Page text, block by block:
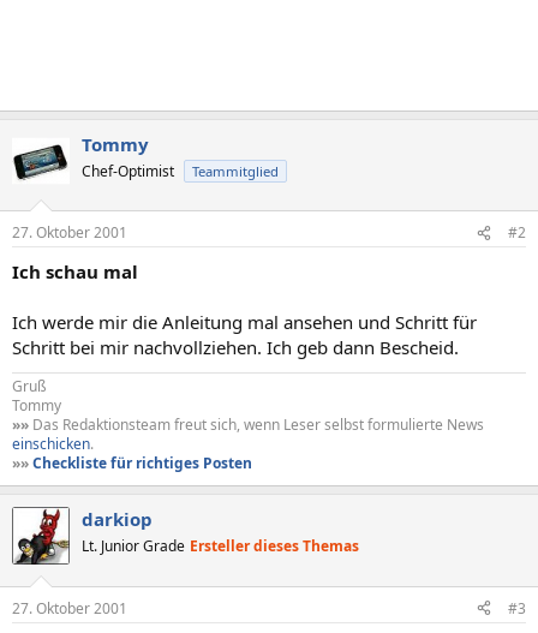
Tommy
Chef-Optimist Teammitglied
27. Oktober 2001 #2
Ich schau mal
Ich werde mir die Anleitung mal ansehen und Schritt für
Schritt bei mir nachvollziehen. Ich geb dann Bescheid.
Gruß
Tommy
»» Das Redaktionsteam freut sich, wenn Leser selbst formulierte News
einschicken.
»»Checkliste für richtiges Posten
darkiop
Lt. Junior Grade Ersteller dieses Themas
27. Oktober 2001 #3